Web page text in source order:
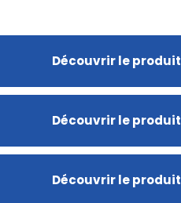
Découvrir le produit
Découvrir le produit
Découvrir le produit